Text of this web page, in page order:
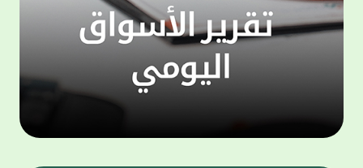
التداولات العقارية في الربع الثاني 2026. واضاف
بلغت قيمة التداولات العقارية 907.5 مليون دينار
خلال الربع الثاني 2026 وفق بيانات ومؤشرات
إدارة التسجيل والتوثيق التي يتم تجميعها على
أساس شهري في وزارة العدل الكويتية، بنسبة
انخفاض 11.4% عن المستوى المرتفع الذي
سجلته في الربع الأول 2026، كما تعد مرتفعة
بنسبة ملحوظة قدرها 15% على أساس سنوي.